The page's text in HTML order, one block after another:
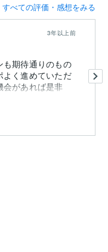
すべての評価・感想をみる
3年以上前
期待通りのもの
よく進めていただ
会があれば是非